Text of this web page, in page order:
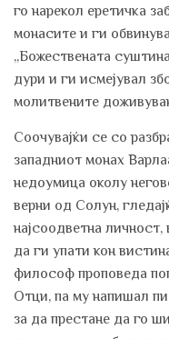
го нарекол еретичка
монасите и ги
„Божествената
дури и ги исмејувал
молитвените
Соочувајќи се со
западниот монах
недоумица околу
верни од Солун,
најсоодветна
да ги упати кон
философ проповеда
Отци, па му напишал
за да престане да го